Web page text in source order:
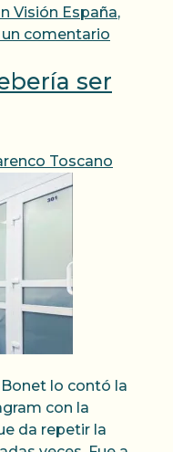
Visión España,
un comentario
ser
Toscano
lo contó la
con la
da repetir la